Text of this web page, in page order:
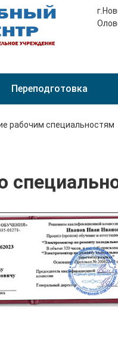
Переподготовка
рабочим специальностям